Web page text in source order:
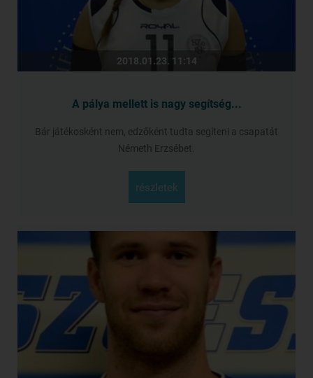
2018.01.23. 11:14
A pálya mellett is nagy segítség...
Bár játékosként nem, edzőként tudta segíteni a csapatát
Németh Erzsébet.
részletek